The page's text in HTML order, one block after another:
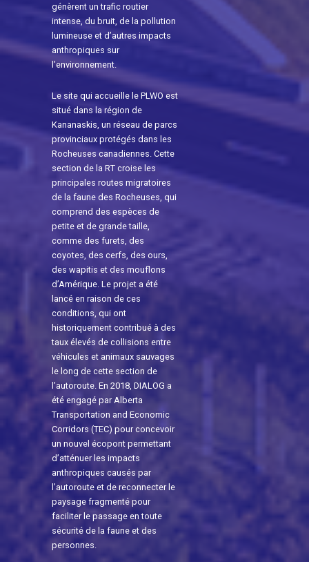
génèrent un trafic routier
intense, du bruit, de la pollution
lumineuse et d’autres impacts
anthropiques sur
l’environnement.
Le site qui accueille le PLWO est
situé dans la région de
Kananaskis, un réseau de parcs
provinciaux protégés dans les
Rocheuses canadiennes. Cette
section de la RT croise les
principales routes migratoires
de la faune des Rocheuses, qui
comprend des espèces de
petite et de grande taille,
comme des furets, des
coyotes, des cerfs, des ours,
des wapitis et des mouflons
d’Amérique. Le projet a été
lancé en raison de ces
conditions, qui ont
historiquement contribué à des
taux élevés de collisions entre
véhicules et animaux sauvages
le long de cette section de
l’autoroute. En 2018, DIALOG a
été engagé par Alberta
Transportation and Economic
Corridors (TEC) pour concevoir
un nouvel écopont permettant
d’atténuer les impacts
anthropiques causés par
l’autoroute et de reconnecter le
paysage fragmenté pour
faciliter le passage en toute
sécurité de la faune et des
personnes.